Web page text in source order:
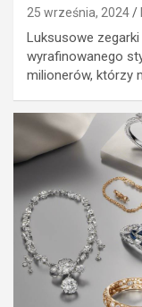
25 września, 2024
Luksusowe
wyrafinowanego
milionerów, którzy